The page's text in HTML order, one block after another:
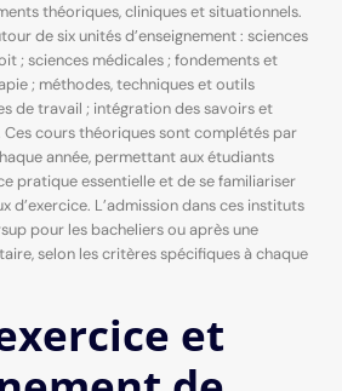
théoriques, cliniques et situationnels.
de six unités d’enseignement : sciences
; sciences médicales ; fondements et
; méthodes, techniques et outils
de travail ; intégration des savoirs et
cours théoriques sont complétés par
année, permettant aux étudiants
pratique essentielle et de se familiariser
d’exercice. L’admission dans ces instituts
pour les bacheliers ou après une
selon les critères spécifiques à chaque
et